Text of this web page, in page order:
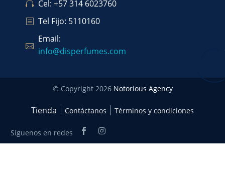
Cel: +57 314 6023760
Tel Fijo: 5110160
Email:
info@disperfumes.com
© Copyright 2026 Notorious Agency
Tienda Contáctanos Términos y condiciones
Síguenos en redes